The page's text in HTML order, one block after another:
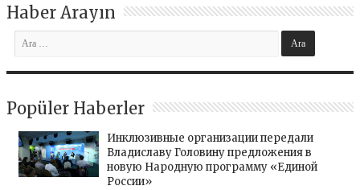
Haber Arayın
Popüler Haberler
Инклюзивные организации передали
Владиславу Головину предложения в
новую Народную программу «Единой
России»